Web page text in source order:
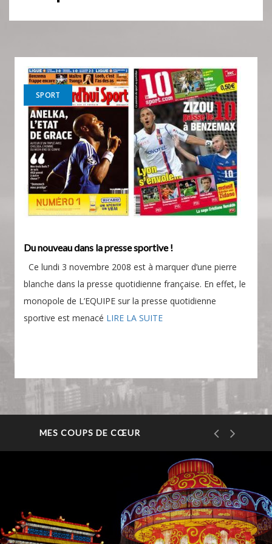
SPORT
Du nouveau dans la presse sportive !
Ce lundi 3 novembre 2008 est à marquer d’une pierre
blanche dans la presse quotidienne française. En effet, le
monopole de L’EQUIPE sur la presse quotidienne
sportive est menacé LIRE LA SUITE
MES COUPS DE CŒUR